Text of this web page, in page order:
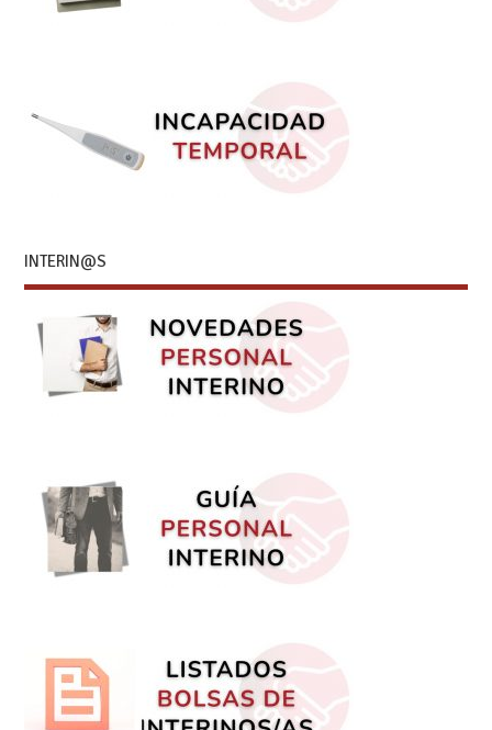
INTERIN@S